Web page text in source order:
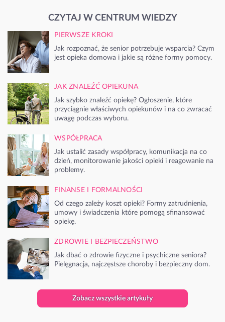
CZYTAJ W CENTRUM WIEDZY
PIERWSZE KROKI
Jak rozpoznać, że senior potrzebuje wsparcia? Czym
jest opieka domowa i jakie są różne formy pomocy.
JAK ZNALEŹĆ OPIEKUNA
Jak szybko znaleźć opiekę? Ogłoszenie, które
przyciągnie właściwych opiekunów i na co zwracać
uwagę podczas wyboru.
WSPÓŁPRACA
Jak ustalić zasady współpracy, komunikacja na co
dzień, monitorowanie jakości opieki i reagowanie na
problemy.
FINANSE I FORMALNOŚCI
Od czego zależy koszt opieki? Formy zatrudnienia,
umowy i świadczenia które pomogą sfinansować
opiekę.
ZDROWIE I BEZPIECZEŃSTWO
Jak dbać o zdrowie fizyczne i psychiczne seniora?
Pielęgnacja, najczęstsze choroby i bezpieczny dom.
Zobacz wszystkie artykuły